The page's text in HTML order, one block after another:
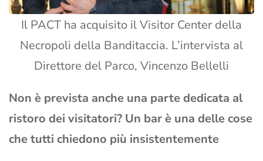
Il PACT ha acquisito il Visitor Center della
Necropoli della Banditaccia. L’intervista al
Direttore del Parco, Vincenzo Bellelli
Non è prevista anche una parte dedicata al
ristoro dei visitatori? Un bar è una delle cose
che tutti chiedono più insistentemente